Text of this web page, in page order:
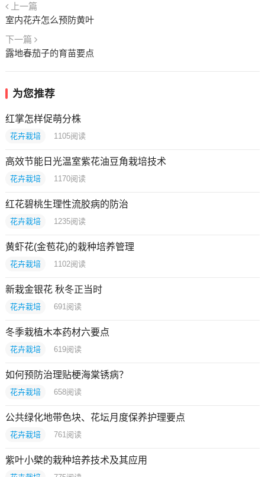
上一篇
室内花卉怎么预防黄叶
下一篇
露地春茄子的育苗要点
为您推荐
红掌怎样促萌分株
花卉栽培 1105阅读
高效节能日光温室紫花油豆角栽培技术
花卉栽培 1170阅读
红花碧桃生理性流胶病的防治
花卉栽培 1235阅读
黄虾花(金苞花)的栽种培养管理
花卉栽培 1102阅读
新栽金银花 秋冬正当时
花卉栽培 691 阅读
冬季栽植木本药材六要点
花卉栽培 619阅读
如何预防治理贴梗海棠锈病？
花卉栽培 658阅读
公共绿化地带色块、花坛月度保养护理要点
花卉栽培 761 阅读
紫叶小檗的栽种培养技术及其应用